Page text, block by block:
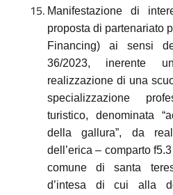
Manifestazione di
proposta di partenariato
Financing) ai sensi
36/2023, inerente
realizzazione di una
specializzazione
turistico, denominata
della gallura”, da
dell’erica – comparto
comune di santa
d’intesa di cui alla